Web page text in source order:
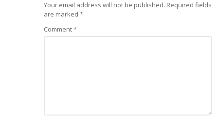
Your email address will not be published. Required fields
are marked*
Comment*